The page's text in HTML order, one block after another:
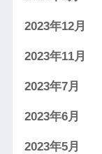
2023年12月
2023年11月
2023年7月
2023年6月
2023年5月